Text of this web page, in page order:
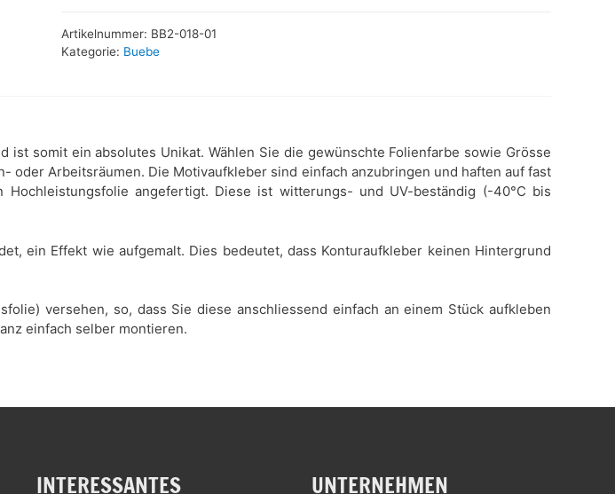
Artikelnummer: BB2-018-01
Kategorie: Buebe
somit ein absolutes Unikat. Wählen Sie die gewünschte Folienfarbe sowie Grösse
Arbeitsräumen. Die Motivaufkleber sind einfach anzubringen und haften auf fast
angefertigt. Diese ist witterungs- und UV-beständig (-40°C bis
ein Effekt wie aufgemalt. Dies bedeutet, dass Konturaufkleber keinen Hintergrund
versehen, so, dass Sie diese anschliessend einfach an einem Stück aufkleben
einfach selber montieren.
INTERESSANTES UNTERNEHMEN